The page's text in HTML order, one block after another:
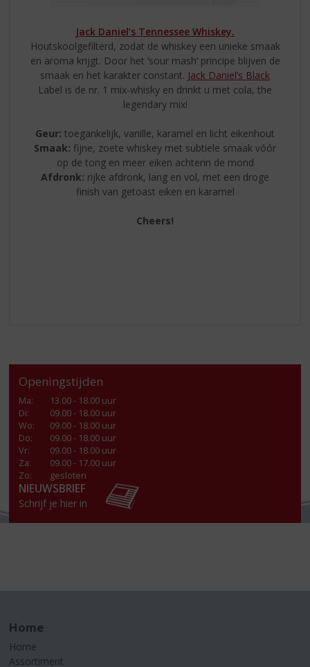
Jack Daniel’s Tennessee Whiskey.
Houtskoolgefilterd, zodat de whiskey een unieke smaak
en aroma krijgt. Door het ‘sour mash’ principe blijven de
smaak en het karakter constant. Jack Daniel’s Black
Label is de nr. 1 mix-whisky en drinkt u met cola, the
legendary mix!
Geur: toegankelijk, vanille, karamel en licht eikenhout
Smaak: fijne, zoete whiskey met subtiele smaak vóór
op de tong en meer eiken achterin de mond
Afdronk: rijke afdronk, lang en vol, met een droge
finish van getoast eiken en karamel
Cheers!
Openingstijden
Ma:
13.00 - 18.00 uur
Di:
09.00 - 18.00 uur
Wo:
09.00 - 18.00 uur
Do:
09.00 - 18.00 uur
Vr:
09.00 - 18.00 uur
Za:
09.00 - 17.00 uur
Zo:
gesloten
NIEUWSBRIEF
Schrijf je hier in
Home
Home
Assortiment